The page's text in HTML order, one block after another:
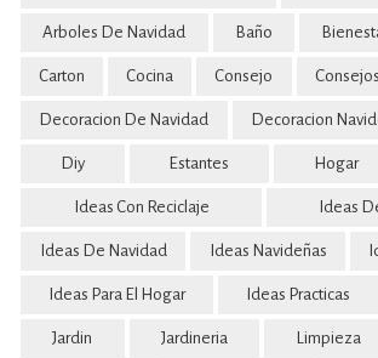
Arboles De Navidad Baño
Carton Cocina Consejo Consejos
Decoracion De Navidad Decoracion
Diy Estantes Hogar
Ideas Con Reciclaje Ideas
Ideas De Navidad Ideas Navideñas
Ideas Para El Hogar Ideas Practicas
Jardin Jardineria Limpieza